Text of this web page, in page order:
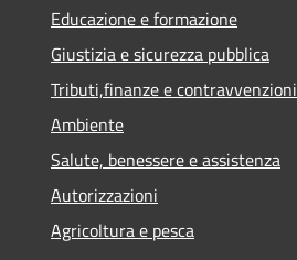
Educazione e formazione
Giustizia e sicurezza pubblica
Tributi,finanze e contravvenzioni
Ambiente
Salute, benessere e assistenza
Autorizzazioni
Agricoltura e pesca